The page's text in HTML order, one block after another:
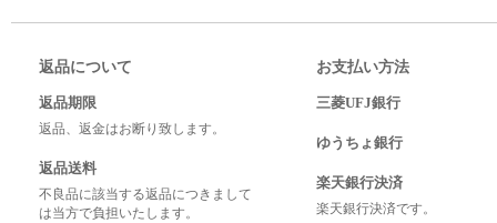
返品について
返品期限
返品、返金はお断り致します。
返品送料
不良品に該当する返品につきまして
は当方で負担いたします。
お支払い方法
三菱UFJ銀行
ゆうちょ銀行
楽天銀行決済
楽天銀行決済です。